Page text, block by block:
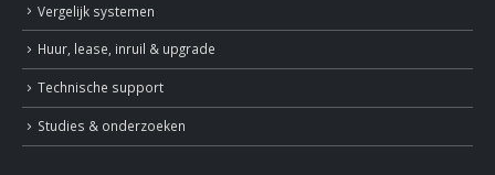
Vergelijk systemen
Huur, lease, inruil & upgrade
Technische support
Studies & onderzoeken